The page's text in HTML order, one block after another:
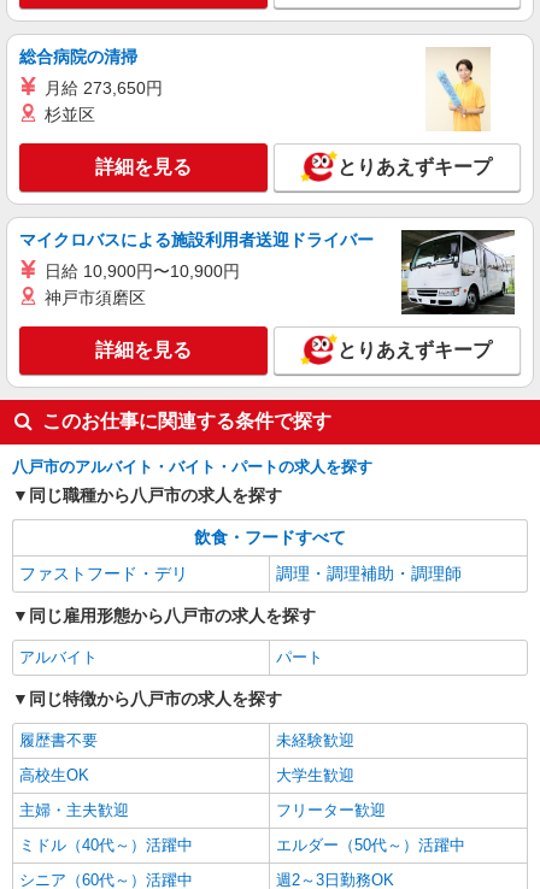
総合病院の清掃
月給 273,650円
杉並区
詳細を見る とりあえずキープ
マイクロバスによる施設利用者送迎ドライバー
日給 10,900円〜10,900円
神戸市須磨区
詳細を見る とりあえずキープ
このお仕事に関連する条件で探す
八戸市のアルバイト・バイト・パートの求人を探す
同じ職種から八戸市の求人を探す
飲食・フードすべて
ファストフード・デリ
調理・調理補助・調理師
同じ雇用形態から八戸市の求人を探す
アルバイト パート
同じ特徴から八戸市の求人を探す
履歴書不要
未経験歓迎
高校生OK
大学生歓迎
主婦・主夫歓迎
フリーター歓迎
ミドル（40代～）活躍中
エルダー（50代～）活躍中
シニア（60代～）活躍中
週2～3日勤務OK